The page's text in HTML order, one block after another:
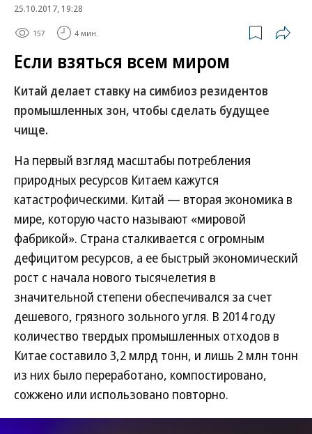
25.10.2017, 19:28
157 4 мин.
Если взяться всем миром
Китай делает ставку на симбиоз резидентов
промышленных зон, чтобы сделать будущее
чище.
На первый взгляд масштабы потребления
природных ресурсов Китаем кажутся
катастрофическими. Китай — вторая экономика в
мире, которую часто называют «мировой
фабрикой». Страна сталкивается с огромным
дефицитом ресурсов, а ее быстрый экономический
рост с начала нового тысячелетия в
значительной степени обеспечивался за счет
дешевого, грязного зольного угля. В 2014 году
количество твердых промышленных отходов в
Китае составило 3,2 млрд тонн, и лишь 2 млн тонн
из них было переработано, компостировано,
сожжено или использовано повторно.